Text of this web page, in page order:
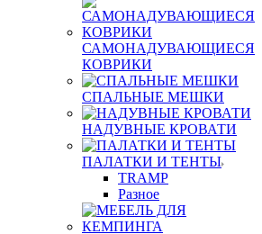
САМОНАДУВАЮЩИЕСЯ
КОВРИКИ
СПАЛЬНЫЕ МЕШКИ
НАДУВНЫЕ КРОВАТИ
ПАЛАТКИ И ТЕНТЫ
TRAMP
Разное